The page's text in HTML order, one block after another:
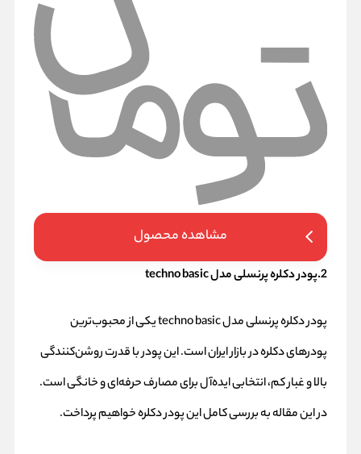
مشاهده محصول
2.پودر دکلره پرنسلی مدل techno basic
پودر دکلره پرنسلی مدل techno basic یکی از محبوب‌ترین
پودرهای دکلره در بازار ایران است. این پودر با قدرت روشن‌کنندگی
بالا و غبار کم، انتخابی ایده‌آل برای مصارف حرفه‌ای و خانگی است.
در این مقاله به بررسی کامل این پودر دکلره خواهیم پرداخت.